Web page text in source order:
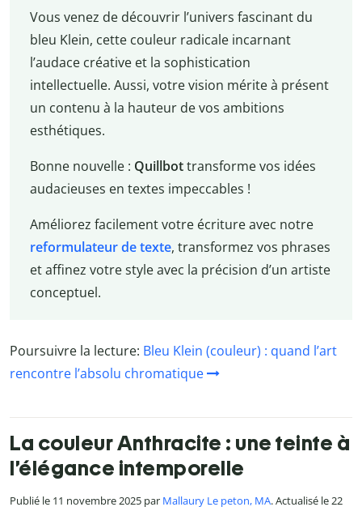
Vous venez de découvrir l’univers fascinant du
bleu Klein, cette couleur radicale incarnant
l’audace créative et la sophistication
intellectuelle. Aussi, votre vision mérite à présent
un contenu à la hauteur de vos ambitions
esthétiques.
Bonne nouvelle : Quillbottransforme vos idées
audacieuses en textes impeccables !
Améliorez facilement votre écriture avec notre
reformulateur de texte, transformez vos phrases
et affinez votre style avec la précision d’un artiste
conceptuel.
Poursuivre la lecture: Bleu Klein (couleur) : quand l’art
rencontre l’absolu chromatique
La couleur Anthracite : une teinte à
l’élégance intemporelle
Publié le 11 novembre 2025 par Mallaury Le peton, MA. Actualisé le 22